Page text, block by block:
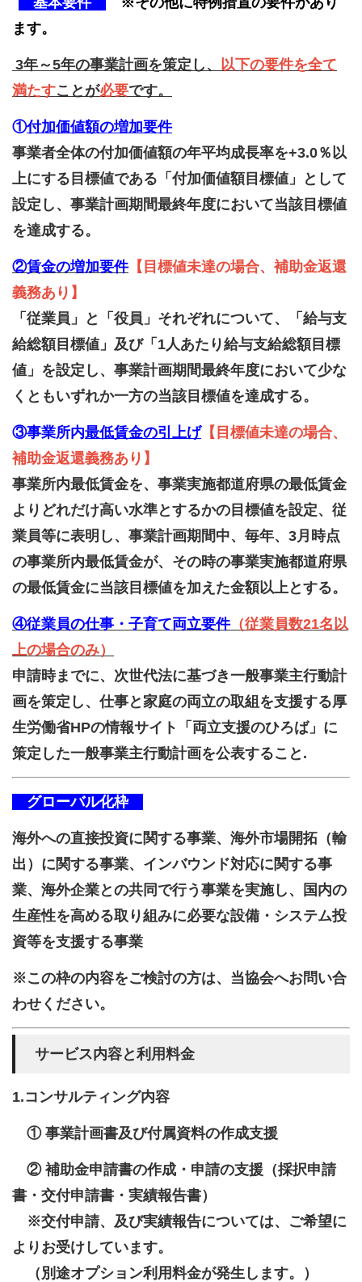
ます。
3年～5年の事業計画を策定し、 以下の要件を全て
満たすことが必要です。
①付加価値額の増加要件
事業者全体の付加価値額の年平均成長率を+3.0％以
上にする目標値である「付加価値額目標値」として
設定し、事業計画期間最終年度において当該目標値
を達成する。
②賃金の増加要件【目標値未達の場合、補助金返還
義務あり】
「従業員」と「役員」それぞれについて、「給与支
給総額目標値」及び「1人あたり給与支給総額目標
値」を設定し、事業計画期間最終年度において少な
くともいずれか一方の当該目標値を達成する。
③事業所内最低賃金の引上げ【目標値未達の場合、
補助金返還義務あり】
事業所内最低賃金を、事業実施都道府県の最低賃金
よりどれだけ高い水準とするかの目標値を設定、従
業員等に表明し、事業計画期間中、毎年、3月時点
の事業所内最低賃金が、その時の事業実施都道府県
の最低賃金に当該目標値を加えた金額以上とする。
④従業員の仕事・子育て両立要件（従業員数21名以
上の場合のみ）
申請時までに、次世代法に基づき一般事業主行動計
画を策定し、仕事と家庭の両立の取組を支援する厚
生労働省HPの情報サイト「両立支援のひろば」に
策定した一般事業主行動計画を公表すること.
グローバル化枠
海外への直接投資に関する事業、海外市場開拓（輸
出）に関する事業、インバウンド対応に関する事
業、海外企業との共同で行う事業を実施し、国内の
生産性を高める取り組みに必要な設備・システム投
資等を支援する事業
※この枠の内容をご検討の方は、当協会へお問い合
わせください。
サービス内容と利用料金
1.コンサルティング内容
① 事業計画書及び付属資料の作成支援
② 補助金申請書の作成・申請の支援（採択申請
書・交付申請書・実績報告書）
※交付申請、及び実績報告については、ご希望に
よりお受けしています。
（別途オプション利用料金が発生します。）